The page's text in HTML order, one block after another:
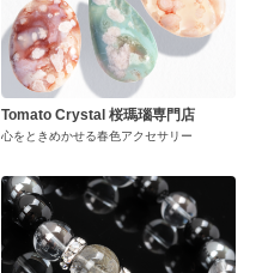
Tomato Crystal 桜瑪瑙専門店
心をときめかせる春色アクセサリー